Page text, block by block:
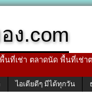
ง.com
ที่เช่า ตลาดนัด พื้นที่เช่
ไอเดียดีๆ มีได้ทุกวัน